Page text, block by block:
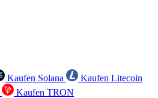
Kaufen Solana
Kaufen Litecoin
Kaufen TRON